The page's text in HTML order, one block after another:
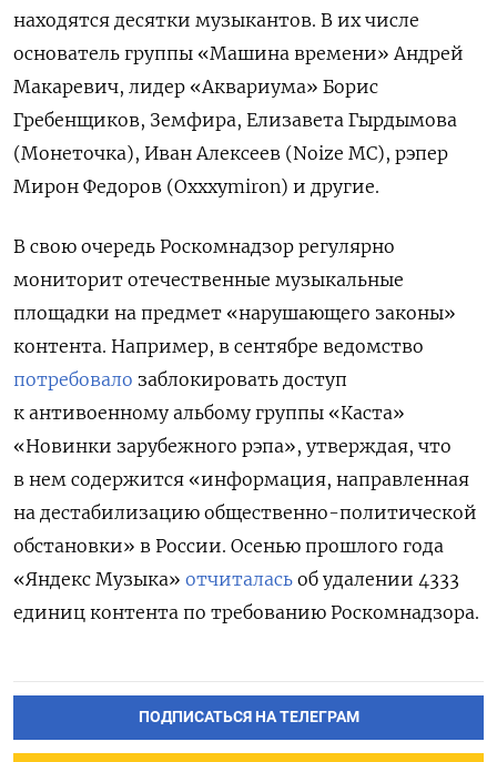
находятся десятки музыкантов. В их числе
основатель группы «Машина времени» Андрей
Макаревич, лидер «Аквариума» Борис
Гребенщиков, Земфира, Елизавета Гырдымова
(Монеточка), Иван Алексеев (Noize MC), рэпер
Мирон Федоров (Oxxxymiron) и другие.
В свою очередь Роскомнадзор регулярно
мониторит отечественные музыкальные
площадки на предмет «нарушающего законы»
контента. Например, в сентябре ведомство
потребовало заблокировать доступ
к антивоенному альбому группы «Каста»
«Новинки зарубежного рэпа», утверждая, что
в нем содержится «информация, направленная
на дестабилизацию общественно-политической
обстановки» в России. Осенью прошлого года
«Яндекс Музыка» отчиталась об удалении 4333
единиц контента по требованию Роскомнадзора.
ПОДПИСАТЬСЯ НА ТЕЛЕГРАМ